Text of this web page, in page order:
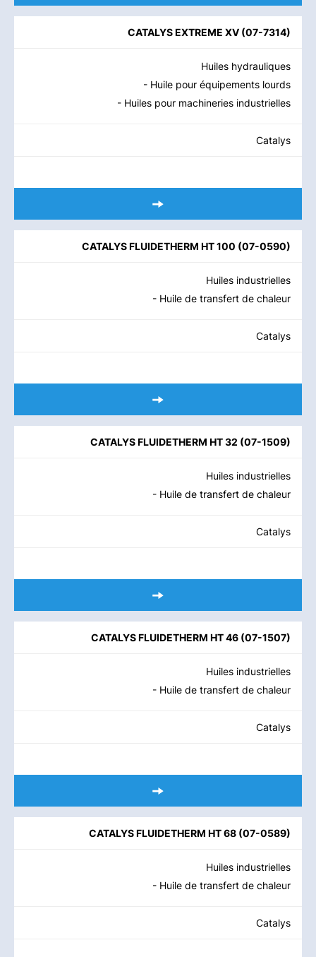
CATALYS EXTREME XV (07-7314)
Huiles hydrauliques
- Huile pour équipements lourds
- Huiles pour machineries industrielles
Catalys
CATALYS FLUIDETHERM HT 100 (07-0590)
Huiles industrielles
- Huile de transfert de chaleur
Catalys
CATALYS FLUIDETHERM HT 32 (07-1509)
Huiles industrielles
- Huile de transfert de chaleur
Catalys
CATALYS FLUIDETHERM HT 46 (07-1507)
Huiles industrielles
- Huile de transfert de chaleur
Catalys
CATALYS FLUIDETHERM HT 68 (07-0589)
Huiles industrielles
- Huile de transfert de chaleur
Catalys